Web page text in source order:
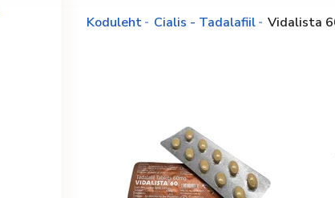
Koduleht Cialis - Tadalafiil Vidalista